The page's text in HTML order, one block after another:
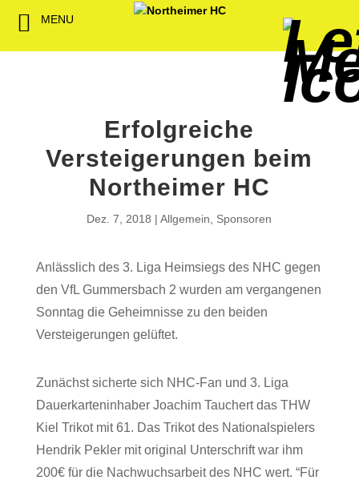
Erfolgreiche
Versteigerungen beim
Northeimer HC
Dez. 7, 2018 Allgemein Sponsoren
Anlässlich des 3. Liga Heimsiegs des NHC gegen
den VfL Gummersbach 2 wurden am vergangenen
Sonntag die Geheimnisse zu den beiden
Versteigerungen gelüftet.
Zunächst sicherte sich NHC-Fan und 3. Liga
Dauerkarteninhaber Joachim Tauchert das THW
Kiel Trikot mit 61. Das Trikot des Nationalspielers
Hendrik Pekler mit original Unterschrift war ihm
200€ für die Nachwuchsarbeit des NHC wert. “Für
MENU
Back Back
1. Herren
2. Herren
Back
Weibliche
Minis &
Spielbetrieb
Back
NHC
Back
Spieltagssponsoren
Sponsoren stellen
Hallenheft
Back
Back Back
Vorstand
Satzung
Förderung
Back
Dokumente
Back
Download
Kooperationen
Termine
Intern
Back